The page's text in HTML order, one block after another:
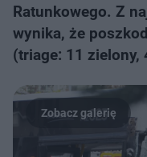
Ratunkowego. Z
wynika, że
(triage: 11 zielony,